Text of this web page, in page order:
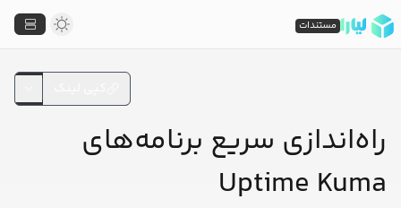
راه‌اندازی سریع برنامه‌های
Uptime Kuma
مستندات